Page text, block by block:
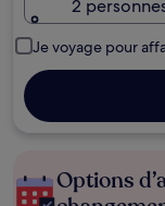
2
Je voyage pour
Options